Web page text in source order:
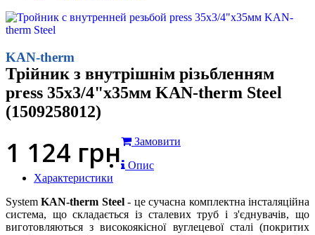
KAN-therm
Трійник з внутрішнім різьбленням
press 35x3/4"x35мм KAN-therm Steel
(1509258012)
1 124 грн
Замовити
Опис
Характеристики
SystemKAN-therm Steel- це сучасна комплектна інсталяційна
система, що складається із сталевих труб і з'єднувачів, що
виготовляються з високоякісної вуглецевої сталі (покритих